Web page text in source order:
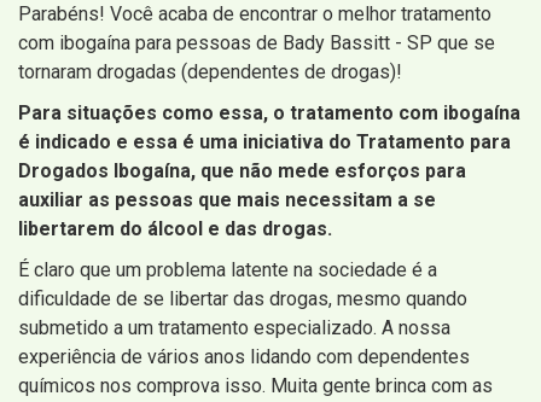
Parabéns! Você acaba de encontrar o melhor tratamento
com ibogaína para pessoas de Bady Bassitt - SP que se
tornaram drogadas (dependentes de drogas)!
Para situações como essa, o tratamento com ibogaína
é indicado e essa é uma iniciativa do Tratamento para
Drogados Ibogaína, que não mede esforços para
auxiliar as pessoas que mais necessitam a se
libertarem do álcool e das drogas.
É claro que um problema latente na sociedade é a
dificuldade de se libertar das drogas, mesmo quando
submetido a um tratamento especializado. A nossa
experiência de vários anos lidando com dependentes
químicos nos comprova isso. Muita gente brinca com as